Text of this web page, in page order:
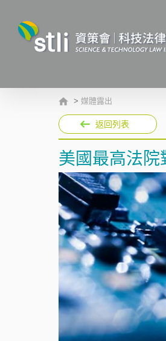
> 媒體露出
返回列表
美國最高法院